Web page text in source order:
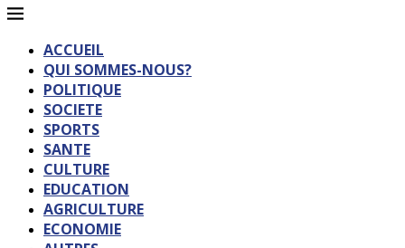
ACCUEIL
QUI SOMMES-NOUS?
POLITIQUE
SOCIETE
SPORTS
SANTE
CULTURE
EDUCATION
AGRICULTURE
ECONOMIE